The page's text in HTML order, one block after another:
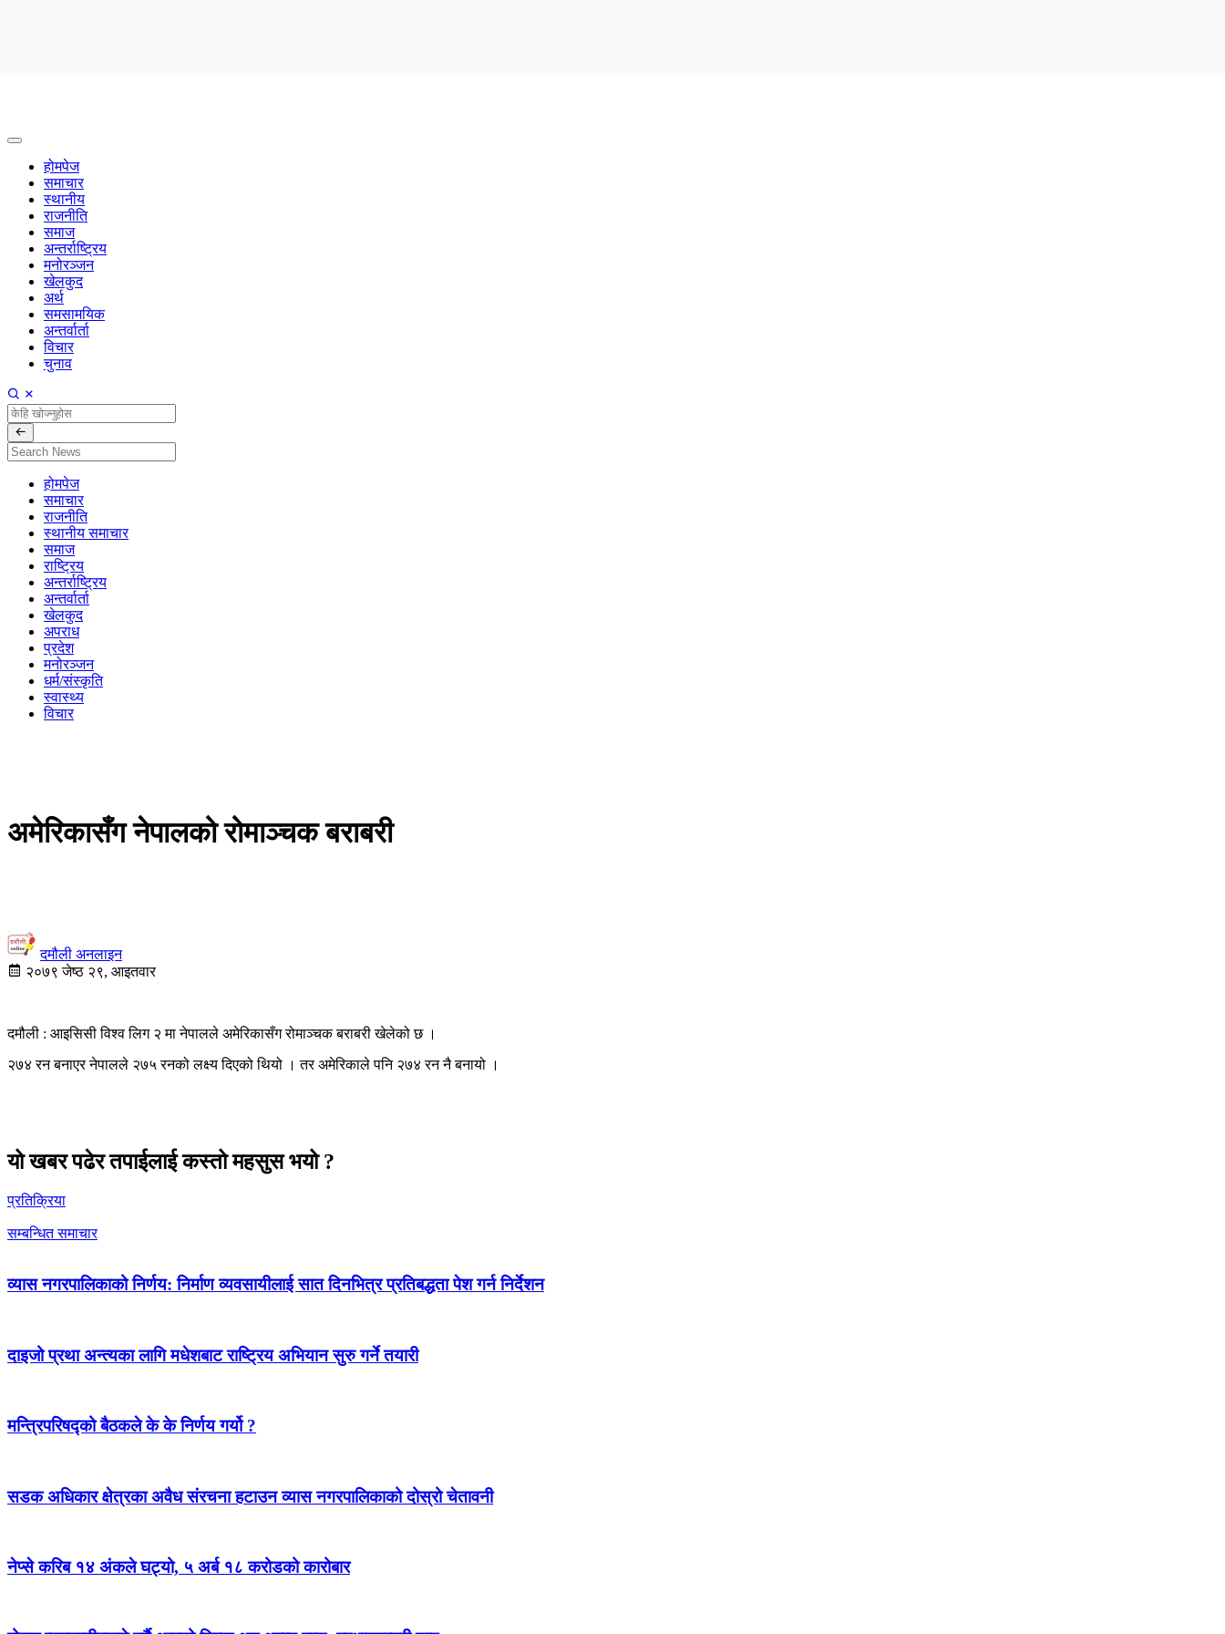
होमपेज
समाचार
स्थानीय
राजनीति
समाज
अन्तर्राष्ट्रिय
मनोरञ्जन
खेलकुद
अर्थ
समसामयिक
अन्तर्वार्ता
विचार
चुनाव
होमपेज
समाचार
राजनीति
स्थानीय समाचार
समाज
राष्ट्रिय
अन्तर्राष्ट्रिय
अन्तर्वार्ता
खेलकुद
अपराध
प्रदेश
मनोरञ्जन
धर्म/संस्कृति
स्वास्थ्य
विचार
अमेरिकासँग नेपालको रोमाञ्चक बराबरी
दमौली अनलाइन
२०७९ जेष्ठ २९, आइतवार
दमौली : आइसिसी विश्व लिग २ मा नेपालले अमेरिकासँग रोमाञ्चक बराबरी खेलेको छ ।
२७४ रन बनाएर नेपालले २७५ रनको लक्ष्य दिएको थियो । तर अमेरिकाले पनि २७४ रन नै बनायो ।
यो खबर पढेर तपाईलाई कस्तो महसुस भयो ?
प्रतिक्रिया
सम्बन्धित समाचार
व्यास नगरपालिकाको निर्णय: निर्माण व्यवसायीलाई सात दिनभित्र प्रतिबद्धता पेश गर्न निर्देशन
दाइजो प्रथा अन्त्यका लागि मधेशबाट राष्ट्रिय अभियान सुरु गर्ने तयारी
मन्त्रिपरिषद्को बैठकले के के निर्णय गर्यो ?
सडक अधिकार क्षेत्रका अवैध संरचना हटाउन व्यास नगरपालिकाको दोस्रो चेतावनी
नेप्से करिब १४ अंकले घट्यो, ५ अर्ब १८ करोडको कारोबार